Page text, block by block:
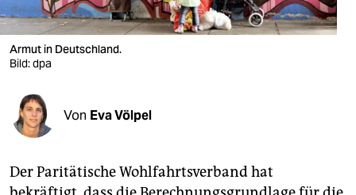
verlag
verlag
shop
fragen & hilfe
unterstützen
Armut in Deutschland.
Bild: dpa
Von Eva Völpel
Der Paritätische Wohlfahrtsverband hat